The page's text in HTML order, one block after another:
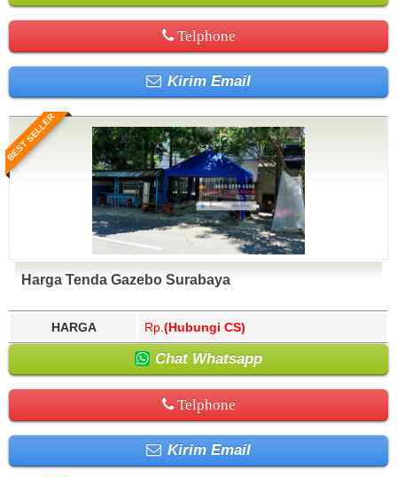
Telphone
Kirim Email
BEST SELLER
Harga Tenda Gazebo Surabaya
HARGA Rp. (Hubungi CS)
Chat Whatsapp
Telphone
Kirim Email